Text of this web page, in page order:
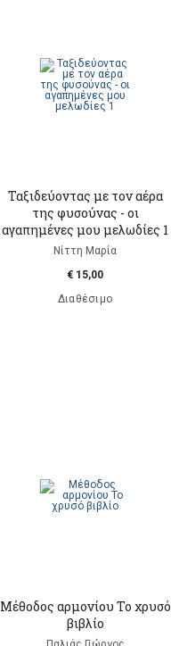
Ταξιδεύοντας με τον αέρα
της φυσούνας - οι
αγαπημένες μου μελωδίες 1
Νίττη Μαρία
€ 15,00
Διαθέσιμο
Μέθοδος αρμονίου Το χρυσό
βιβλίο